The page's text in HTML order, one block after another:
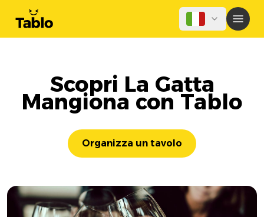
Scopri La Gatta
Mangiona con Tablo
Organizza un tavolo